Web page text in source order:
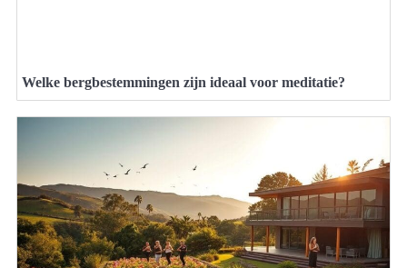
Welke bergbestemmingen zijn ideaal voor meditatie?